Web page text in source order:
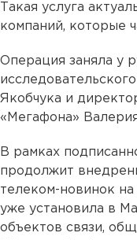
Такая услуга
компаний, которые
Операция заняла у
Якобчука и
«Мегафона»
В рамках
продолжит
телеком-новинок
уже установила в
объектов связи,